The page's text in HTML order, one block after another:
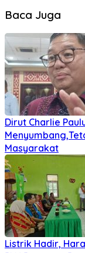
Baca Juga
Dirut Charlie
Masyarakat
Listrik Hadir,